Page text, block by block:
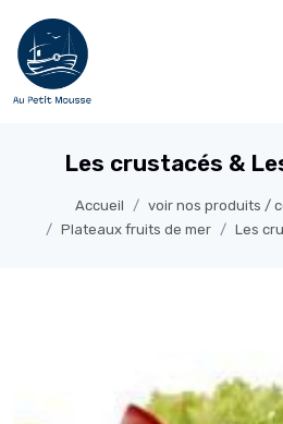
Les crustacés &
Accueil
voir nos produits /
Plateaux fruits de mer
Les